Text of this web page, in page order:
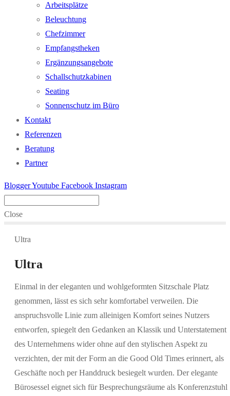
Arbeitsplätze
Beleuchtung
Chefzimmer
Empfangstheken
Ergänzungsangebote
Schallschutzkabinen
Seating
Sonnenschutz im Büro
Kontakt
Referenzen
Beratung
Partner
BloggerYoutube Facebook Instagram
Close
Ultra
Ultra
Einmal in der eleganten und wohlgeformten Sitzschale Platz
genommen, lässt es sich sehr komfortabel verweilen. Die
anspruchsvolle Linie zum alleinigen Komfort seines Nutzers
entworfen, spiegelt den Gedanken an Klassik und Unterstatement
des Unternehmens wider ohne auf den stylischen Aspekt zu
verzichten, der mit der Form an die Good Old Times erinnert, als
Geschäfte noch per Handdruck besiegelt wurden. Der elegante
Bürosessel eignet sich für Besprechungsräume als Konferenzstuhl